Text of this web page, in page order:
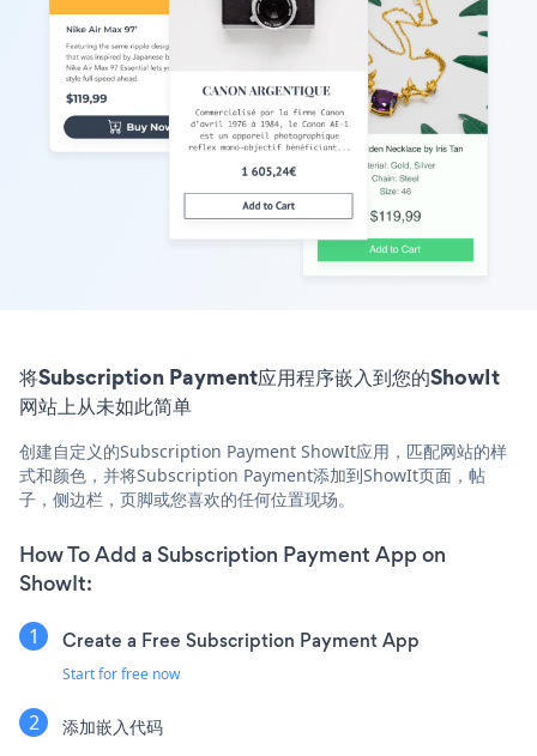
将Subscription Payment应用程序嵌入到您的ShowIt
网站上从未如此简单
创建自定义的Subscription Payment ShowIt应用，匹配网站的样
式和颜色，并将Subscription Payment添加到ShowIt页面，帖
子，侧边栏，页脚或您喜欢的任何位置现场。
How To Add a Subscription Payment App on
ShowIt:
Create a Free Subscription Payment App
Start for free now
添加嵌入代码